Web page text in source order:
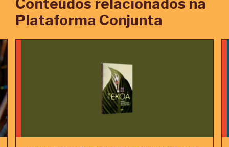
Conteúdos relacionados na
Plataforma Conjunta